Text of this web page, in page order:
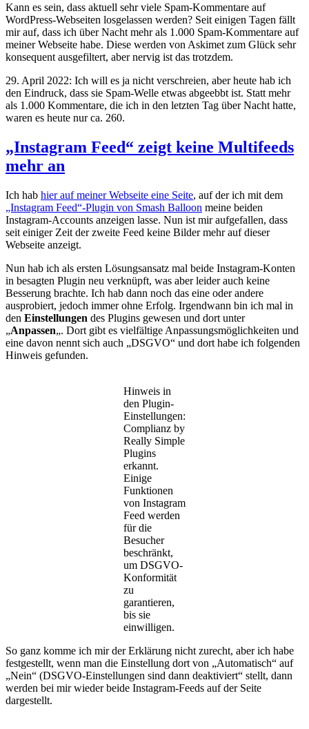
Kann es sein, dass aktuell sehr viele Spam-Kommentare auf
WordPress-Webseiten losgelassen werden? Seit einigen Tagen fällt
mir auf, dass ich über Nacht mehr als 1.000 Spam-Kommentare auf
meiner Webseite habe. Diese werden von Askimet zum Glück sehr
konsequent ausgefiltert, aber nervig ist das trotzdem.
29. April 2022: Ich will es ja nicht verschreien, aber heute hab ich
den Eindruck, dass sie Spam-Welle etwas abgeebbt ist. Statt mehr
als 1.000 Kommentare, die ich in den letzten Tag über Nacht hatte,
waren es heute nur ca. 260.
„Instagram Feed“ zeigt keine Multifeeds
mehr an
Ich hab hier auf meiner Webseite eine Seite, auf der ich mit dem
„Instagram Feed“-Plugin von Smash Balloon meine beiden
Instagram-Accounts anzeigen lasse. Nun ist mir aufgefallen, dass
seit einiger Zeit der zweite Feed keine Bilder mehr auf dieser
Webseite anzeigt.
Nun hab ich als ersten Lösungsansatz mal beide Instagram-Konten
in besagten Plugin neu verknüpft, was aber leider auch keine
Besserung brachte. Ich hab dann noch das eine oder andere
ausprobiert, jedoch immer ohne Erfolg. Irgendwann bin ich mal in
den Einstellungen des Plugins gewesen und dort unter
„Anpassen„. Dort gibt es vielfältige Anpassungsmöglichkeiten und
eine davon nennt sich auch „DSGVO“ und dort habe ich folgenden
Hinweis gefunden.
Hinweis in
den Plugin-
Einstellungen:
Complianz by
Really Simple
Plugins
erkannt.
Einige
Funktionen
von Instagram
Feed werden
für die
Besucher
beschränkt,
um DSGVO-
Konformität
zu
garantieren,
bis sie
einwilligen.
So ganz komme ich mir der Erklärung nicht zurecht, aber ich habe
festgestellt, wenn man die Einstellung dort von „Automatisch“ auf
„Nein“ (DSGVO-Einstellungen sind dann deaktiviert“ stellt, dann
werden bei mir wieder beide Instagram-Feeds auf der Seite
dargestellt.